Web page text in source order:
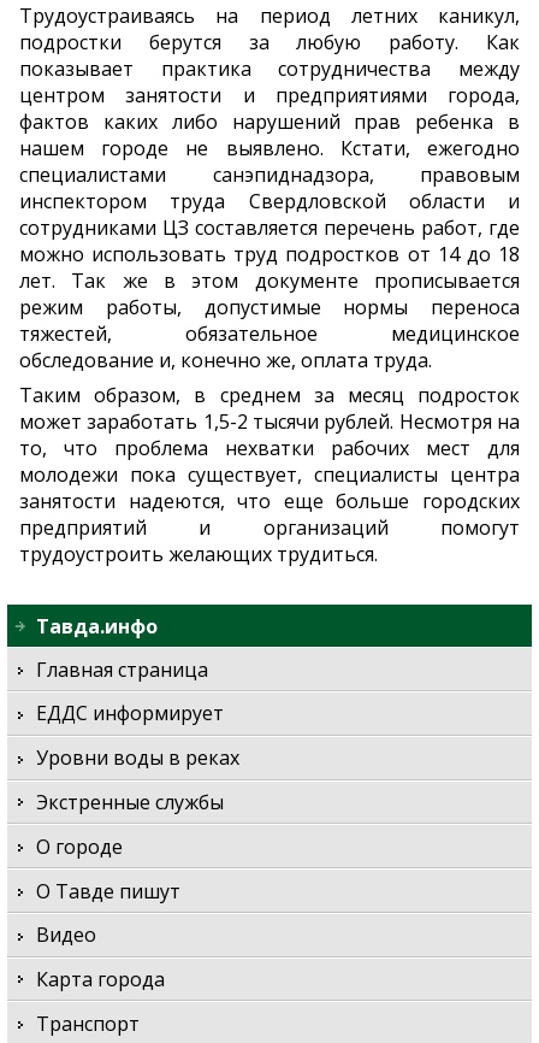
Трудоустраиваясь на период летних каникул,
подростки берутся за любую работу. Как
показывает практика сотрудничества между
центром занятости и предприятиями города,
фактов каких либо нарушений прав ребенка в
нашем городе не выявлено. Кстати, ежегодно
специалистами санэпиднадзора, правовым
инспектором труда Свердловской области и
сотрудниками ЦЗ составляется перечень работ, где
можно использовать труд подростков от 14 до 18
лет. Так же в этом документе прописывается
режим работы, допустимые нормы переноса
тяжестей, обязательное медицинское
обследование и, конечно же, оплата труда.
Таким образом, в среднем за месяц подросток
может заработать 1,5-2 тысячи рублей. Несмотря на
то, что проблема нехватки рабочих мест для
молодежи пока существует, специалисты центра
занятости надеются, что еще больше городских
предприятий и организаций помогут
трудоустроить желающих трудиться.
Тавда.инфо
Главная страница
ЕДДС информирует
Уровни воды в реках
Экстренные службы
О городе
О Тавде пишут
Видео
Карта города
Транспорт